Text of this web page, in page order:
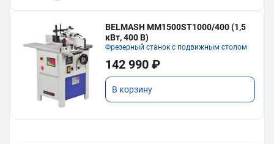
BELMASH MM1500ST1000/400 (1,5
кВт, 400 В)
Фрезерный станок с подвижным столом
142 990 ₽
В корзину